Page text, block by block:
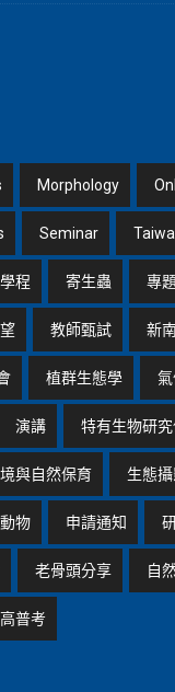
Morphology
Seminar
學程 寄生蟲 專
教師甄試 新
植群生態學
演講 特有生物研
與自然保育 生態
物 申請通知
老骨頭分享 自
高普考